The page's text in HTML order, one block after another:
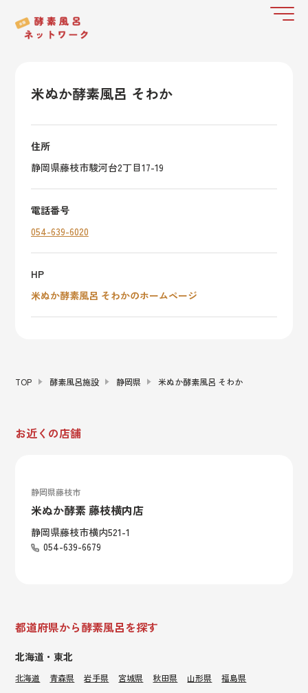
米ぬか酵素風呂 そわか
住所
静岡県藤枝市駿河台2丁目17-19
電話番号
054-639-6020
HP
米ぬか酵素風呂 そわかのホームページ
TOP 酵素風呂施設 静岡県 米ぬか酵素風呂 そわか
お近くの店舗
静岡県藤枝市
米ぬか酵素 藤枝横内店
静岡県藤枝市横内521-1
054-639-6679
都道府県から酵素風呂を探す
北海道・東北
北海道 青森県 岩手県 宮城県 秋田県 山形県 福島県